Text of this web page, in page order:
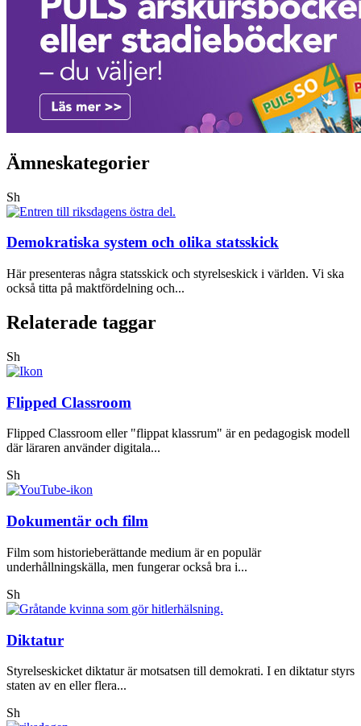
Ämneskategorier
Sh
Demokratiska system och olika statsskick
Här presenteras några statsskick och styrelseskick i världen. Vi ska
också titta på maktfördelning och...
Relaterade taggar
Sh
Flipped Classroom
Flipped Classroom eller "flippat klassrum" är en pedagogisk modell
där läraren använder digitala...
Sh
Dokumentär och film
Film som historieberättande medium är en populär
underhållningskälla, men fungerar också bra i...
Sh
Diktatur
Styrelseskicket diktatur är motsatsen till demokrati. I en diktatur styrs
staten av en eller flera...
Sh